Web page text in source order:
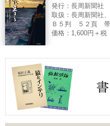
発行：長周新聞社
取扱：長周新聞社
Ｂ５判 ５２頁
価格：1,600円＋税